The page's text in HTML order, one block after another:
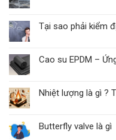
Tại sao phải kiểm
Cao su EPDM –
Nhiệt lượng là gì ?
Butterfly valve là gì